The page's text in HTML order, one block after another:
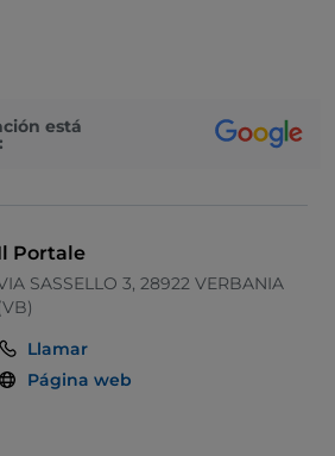
está
Portale
SASSELLO 3, 28922 VERBANIA
Llamar
Página web